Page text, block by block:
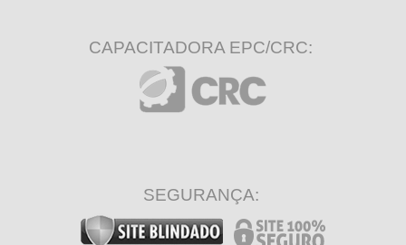
CAPACITADORA EPC/CRC:
SEGURANÇA: